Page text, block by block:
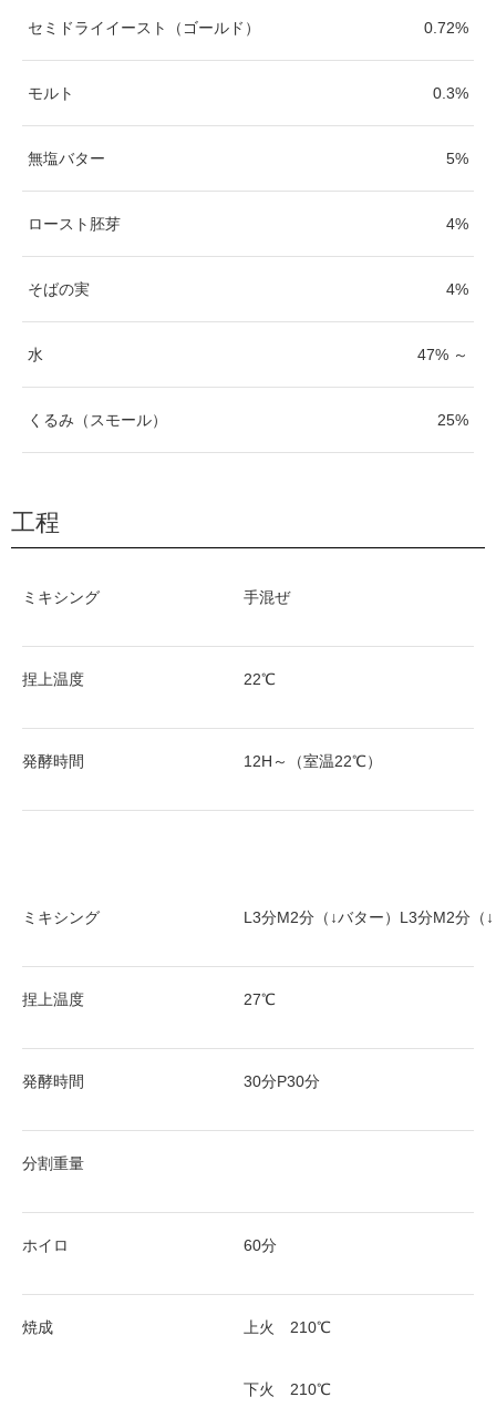
セミドライイースト（ゴールド） 0.72%
モルト 0.3%
無塩バター 5%
ロースト胚芽 4%
そばの実 4%
水 47% ～
くるみ（スモール） 25%
工程
ミキシング 手混ぜ
捏上温度 22℃
発酵時間 12H～（室温22℃）
ミキシング L3分M2分（↓バター）L3分M2分（
捏上温度 27℃
発酵時間 30分P30分
分割重量
ホイロ 60分
焼成 上火 210℃
下火 210℃